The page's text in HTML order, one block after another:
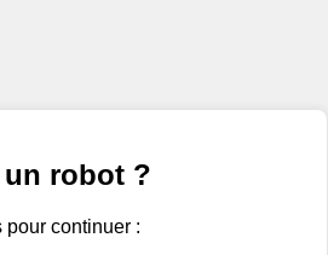
robot ?
continuer :